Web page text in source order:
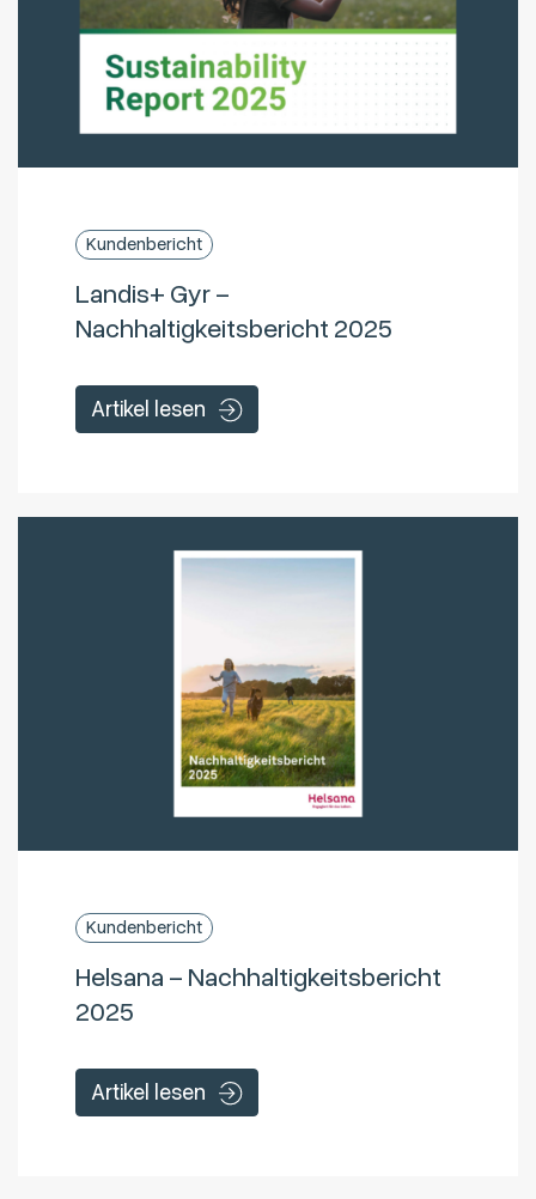
Kundenbericht
Landis+ Gyr –
Nachhaltigkeitsbericht 2025
Artikel lesen
Kundenbericht
Helsana – Nachhaltigkeitsbericht
2025
Artikel lesen